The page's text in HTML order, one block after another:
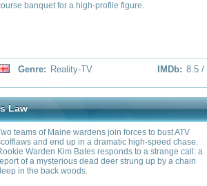
wardens join forces to bust ATV
up in a dramatic high-speed chase.
Bates responds to a strange call: a
dead deer strung up by a chain
TV IMDb:
his kids to rescue clients who have
after living through botched
7 vs. Wild